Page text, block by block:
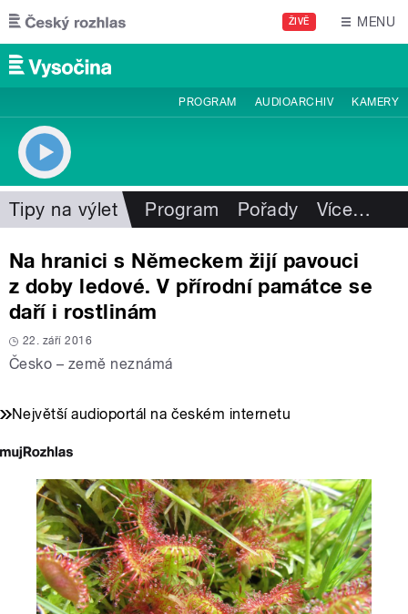
Přejít k hlavnímu obsahu
ŽIVĚ MENU
PROGRAM AUDIOARCHIV KAMERY
Tipy na výlet Program Pořady Více…
Na hranici s Německem žijí pavouci
z doby ledové. V přírodní památce se
daří i rostlinám
22. září 2016
Česko – země neznámá
Největší audioportál na českém internetu